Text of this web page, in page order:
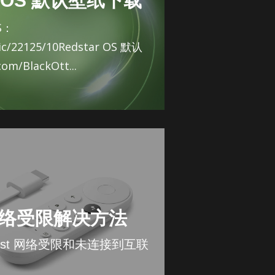
10Redstar OS 默认
BlackOtt...
受限解决方法
网络受限和未连接到互联